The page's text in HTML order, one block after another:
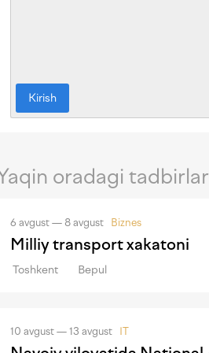
Kirish
oradagi tadbirlar
6 avgust — 8 avgust Biznes
Milliy transport xakatoni
Toshkent Bepul
10 avgust — 13 avgust IT